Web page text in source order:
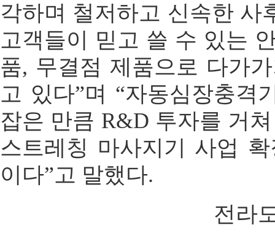
각하며 철저하고 신속한 사
고객들이 믿고 쓸 수 있는
품, 무결점 제품으로 다가
고 있다”며 “자동심장충격
잡은 만큼 R&D 투자를 거
스트레칭 마사지기 사업
이다”고 말했다.
전라